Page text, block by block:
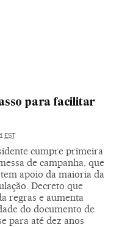
para facilitar
EST
cumpre primeira
de campanha, que
apoio da maioria da
Decreto que
regras e aumenta
do documento de
para até dez anos